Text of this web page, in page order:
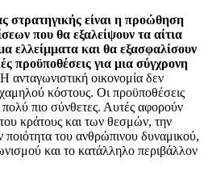
στρατηγικής είναι η προώθηση
που θα εξαλείψουν τα αίτια
ελλείμματα και θα εξασφαλίσουν
προϋποθέσεις για μια σύγχρονη
ανταγωνιστική οικονομία δεν
χαμηλού κόστους. Οι προϋποθέσεις
πολύ πιο σύνθετες. Αυτές αφορούν
του κράτους και των θεσμών, την
του ανθρώπινου δυναμικού,
και το κατάλληλο περιβάλλον